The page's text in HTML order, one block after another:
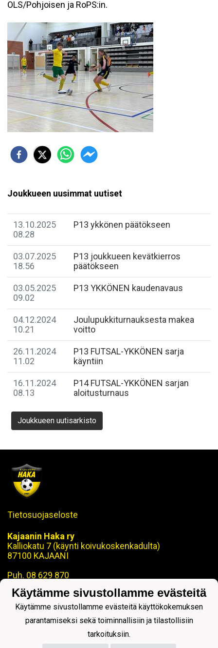
OLS/Pohjoisen ja RoPS:in.
Joukkueen uusimmat uutiset
13.10.2025
08.28
P13 ykkönen päätökseen
03.07.2025
18.56
P13 joukkueen kevätkierros
päätökseen
03.05.2025
09.02
P13 YKKÖNEN kaudenavaus
04.12.2024
10.21
Joulupukkiturnauksesta makea
voitto
26.11.2024
11.02
P13 FUTSAL-YKKÖNEN sarja
käyntiin
16.11.2024
08.13
P14 FUTSAL-YKKÖNEN sarjan
aloitusturnaus
Joukkueen uutisarkisto
Tietosuojaseloste
Kajaanin Haka ry
Kalliokatu 7 (käynti koivukoskenkadulta)
87100 KAJAANI
Puh. 08 629 870
toimisto@kajaaninhaka.fi
ohjaus@kajaaninhaka.fi
Käytämme sivustollamme evästeitä
Käytämme sivustollamme evästeitä käyttökokemuksen
parantamiseksi sekä toiminnallisiin ja tilastollisiin
tarkoituksiin.